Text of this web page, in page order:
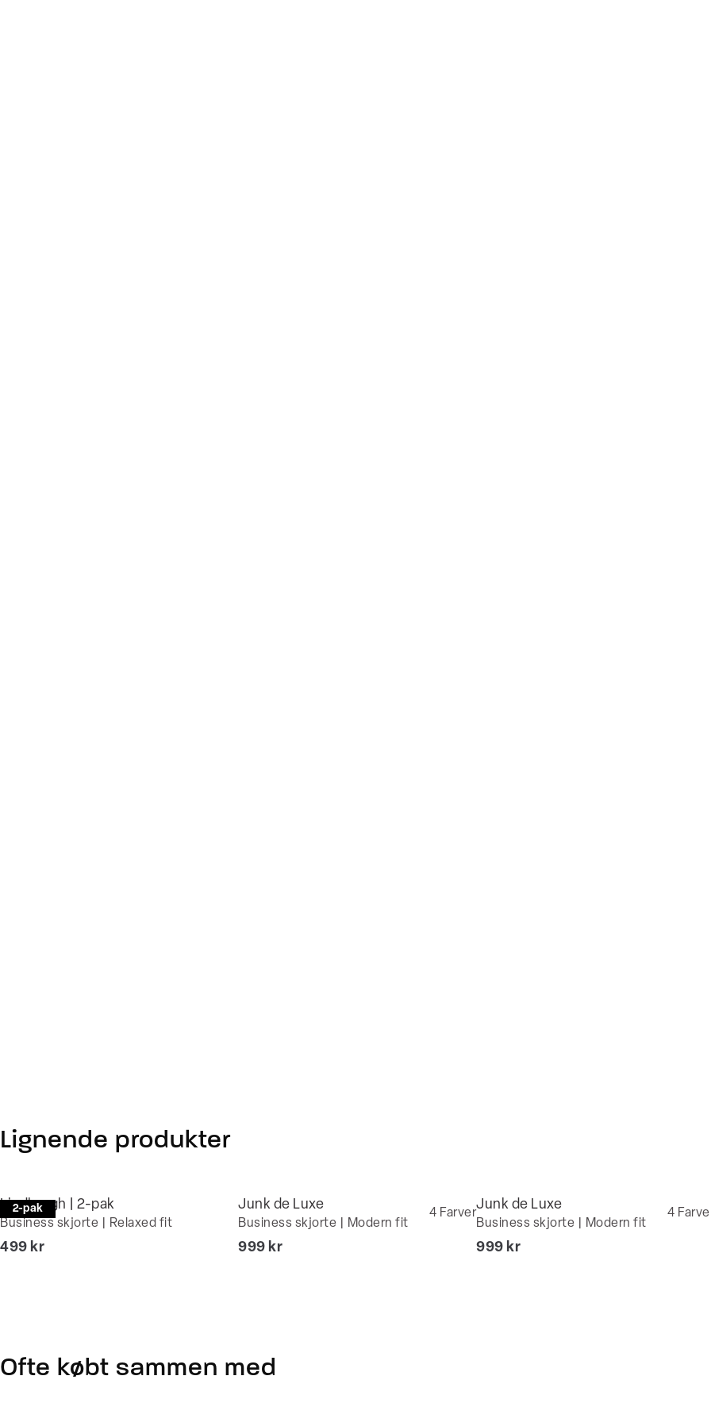
Lignende produkter
2-pak
Lindbergh | 2-pak
Business skjorte | Relaxed fit
I alt (inkl. rabat)
499 kr
Junk de Luxe
Business skjorte | Modern fit
4 Farver
I alt (inkl. rabat)
999 kr
Junk de Luxe
Business skjorte | Modern fit
4
I alt (inkl. rabat)
999 kr
Ofte købt sammen med